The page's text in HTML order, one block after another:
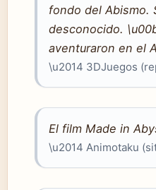
fondo del Abismo.
desconocido.
aventuraron en el
\u2014 3DJuegos
El film Made in
\u2014 Animotaku